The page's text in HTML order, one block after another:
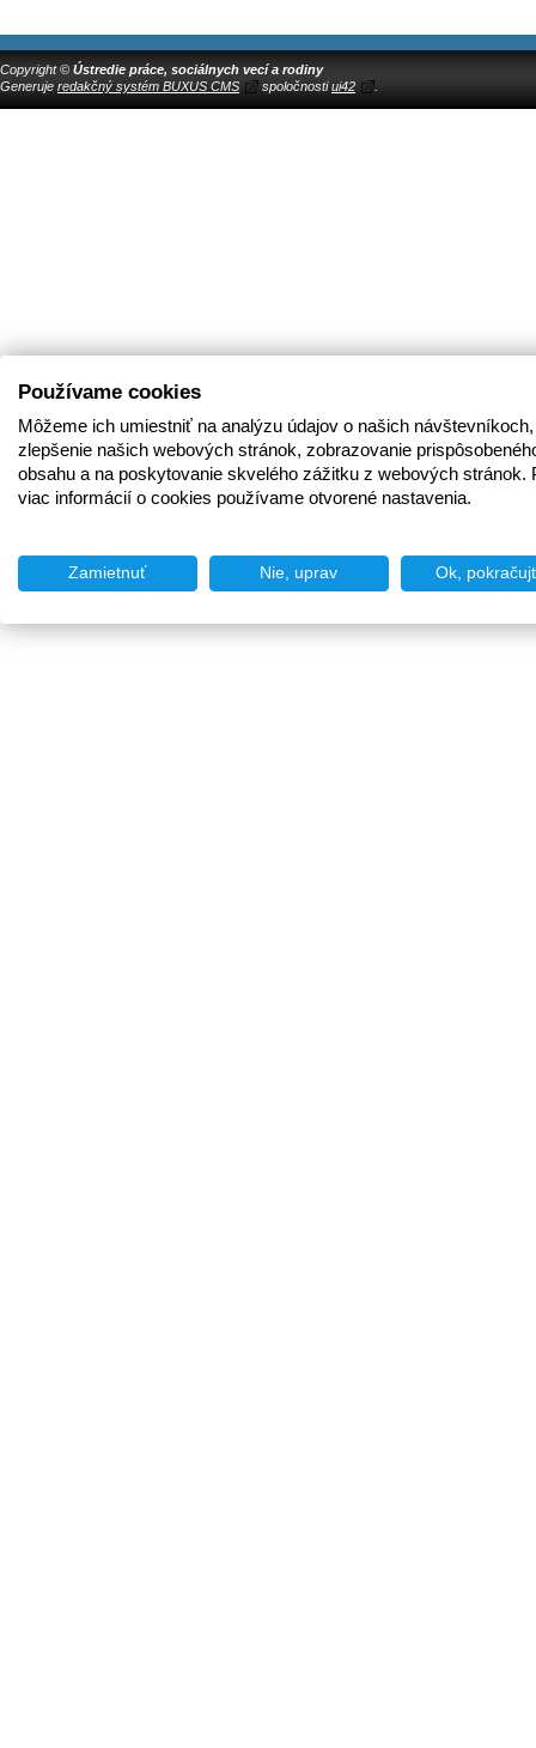
Copyright © Ústredie práce, sociálnych vecí a rodiny
Generuje redakčný systém BUXUS CMS spoločnostiui42
Používame cookies
Môžeme ich umiestniť na analýzu údajov o našich
zlepšenie našich webových stránok, zobrazovanie
obsahu a na poskytovanie skvelého zážitku z webových stránok.
viac informácií o cookies používame otvorené nastavenia.
Zamietnuť Nie, uprav Ok,